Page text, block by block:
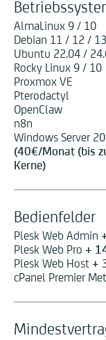
AlmaLinux 9 / 10
Debian 11 / 12 / 13
Ubuntu 22.04 /
Rocky Linux 9 / 10
Proxmox VE
Pterodactyl
OpenClaw
n8n
Windows Server
(40€/Monat (bis
Kerne)
Bedienfelder
Plesk Web Admin
Plesk Web Pro +
Plesk Web Host +
cPanel Premier